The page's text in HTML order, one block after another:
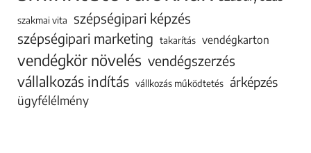
szakmai vita
szépségipari képzés
szépségipari marketing takarítás vendégkarton
vendégkör növelés vendégszerzés
vállalkozás indítás vállkozás működtetés árképzés
ügyfélélmény